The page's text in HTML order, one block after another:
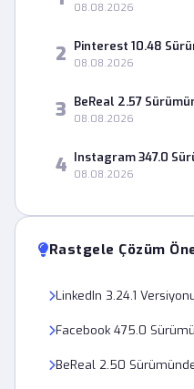
08.08.2026
2 Pinterest 10.48
08.08.2026
3 BeReal 2.57
08.08.2026
4 Instagram 347.0
08.08.2026
Rastgele Çözüm
LinkedIn 3.24.1
Facebook 475.0
BeReal 2.50